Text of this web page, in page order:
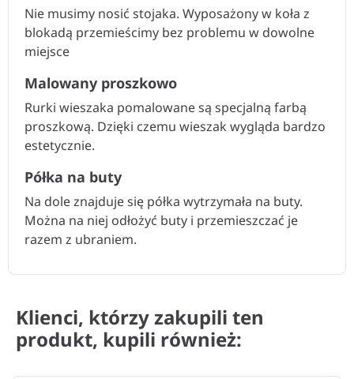
Nie musimy nosić stojaka. Wyposażony w koła z
blokadą przemieścimy bez problemu w dowolne
miejsce
Malowany proszkowo
Rurki wieszaka pomalowane są specjalną farbą
proszkową. Dzięki czemu wieszak wygląda bardzo
estetycznie.
Półka na buty
Na dole znajduje się półka wytrzymała na buty.
Można na niej odłożyć buty i przemieszczać je
razem z ubraniem.
Klienci, którzy zakupili ten
produkt, kupili również: